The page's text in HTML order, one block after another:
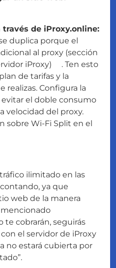
de iProxy.online:
duplica porque el
al proxy (sección
iProxy) . Ten esto
de tarifas y la
realizas. Configura la
el doble consumo
velocidad del proxy.
sobre Wi-Fi Split en el
ilimitado en las
ya que
web de la manera
mencionado
cobrarán, seguirás
el servidor de iProxy
no estará cubierta por